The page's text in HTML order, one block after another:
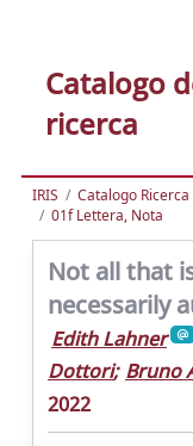
Catalogo
ricerca
IRIS Catalogo Ricerca
01f Lettera, Nota
Not all that
necessarily
Edith Lahner
Dottori; Bruno
2022